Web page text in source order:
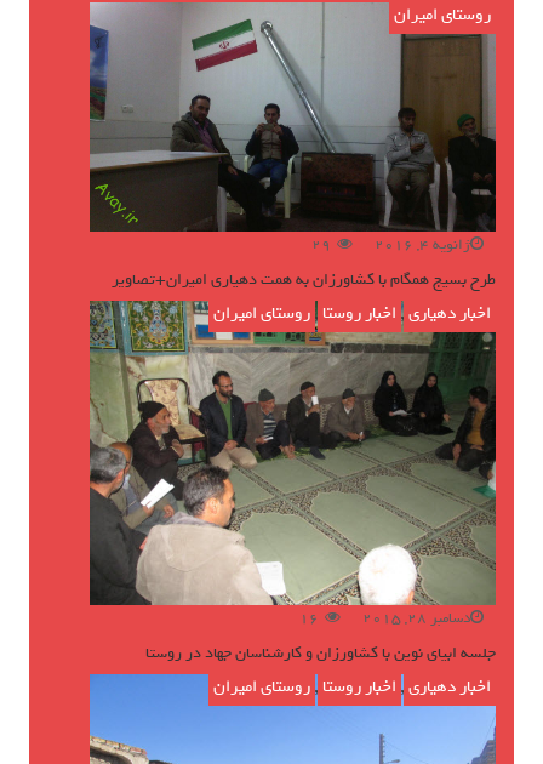
روستای امیران
ژانویه 4, 2016 29
طرح بسیج همگام با کشاورزان به همت دهیاری امیران+تصاویر
اخبار دهیاری, اخبار روستا ,روستای امیران
دسامبر 28, 2015 16
جلسه ابیای نوین با کشاورزان و کارشناسان جهاد در روستا
اخبار دهیاری, اخبار روستا ,روستای امیران